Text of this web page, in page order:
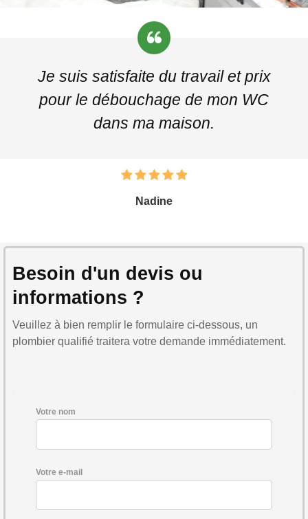
Je suis satisfaite du travail et prix
pour le débouchage de mon WC
dans ma maison.
Nadine
Besoin d'un devis ou
informations ?
Veuillez à bien remplir le formulaire ci-dessous, un
plombier qualifié traitera votre demande immédiatement.
Votre nom
Votre e-mail